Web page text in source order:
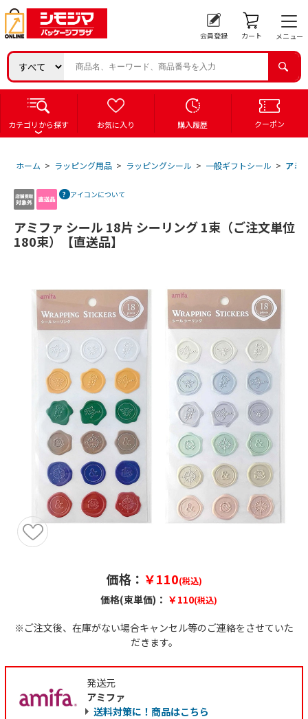
会員登録 カート メニュー
カテゴリから探す お気に入り 購入履歴 クーポン
ホーム > ラッピング用品 > ラッピングシール > 一般ギフトシール > アミ
アイコンについて
アミファ シール 18片 シーリング 1束（ご注文単位
180束）【直送品】
価格： ￥110(税込)
価格(束単価)： ￥110(税込)
※ご注文後、在庫がない場合キャンセル等のご連絡をさせていた
だきます。
発送元
アミファ
送料対策に！商品はこちら